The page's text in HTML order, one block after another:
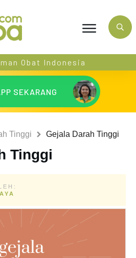
Obat Indonesia
SEKARANG
Tinggi Gejala Darah Tinggi
Tinggi